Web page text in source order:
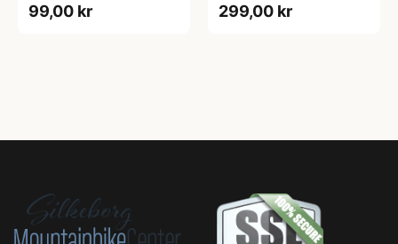
99,00 kr 299,00 kr